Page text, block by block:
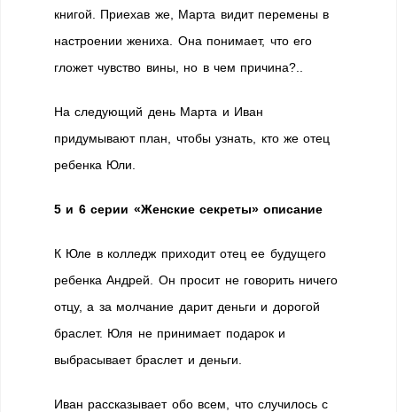
книгой. Приехав же, Марта видит перемены в
настроении жениха. Она понимает, что его
гложет чувство вины, но в чем причина?..
На следующий день Марта и Иван
придумывают план, чтобы узнать, кто же отец
ребенка Юли.
5 и 6 серии «Женские секреты» описание
К Юле в колледж приходит отец ее будущего
ребенка Андрей. Он просит не говорить ничего
отцу, а за молчание дарит деньги и дорогой
браслет. Юля не принимает подарок и
выбрасывает браслет и деньги.
Иван рассказывает обо всем, что случилось с